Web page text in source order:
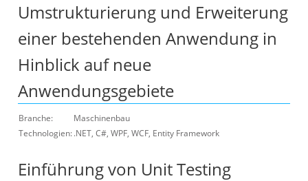
Umstrukturierung und Erweiterung
einer bestehenden Anwendung in
Hinblick auf neue
Anwendungsgebiete
Branche:
Maschinenbau
Technologien:.NET, C#, WPF, WCF, Entity Framework
Einführung von Unit Testing